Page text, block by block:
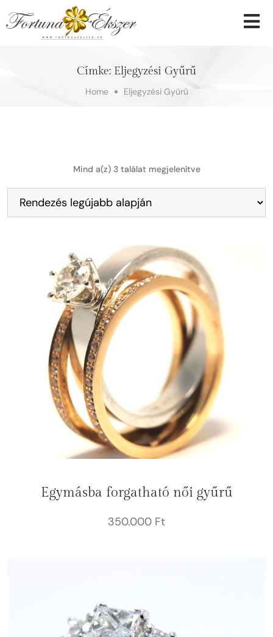
Címke: Eljegyzési Gyűrű
Home Eljegyzési Gyűrű
Mind a(z) 3 találat megjelenítve
Egymásba forgatható női gyűrű
350.000 Ft